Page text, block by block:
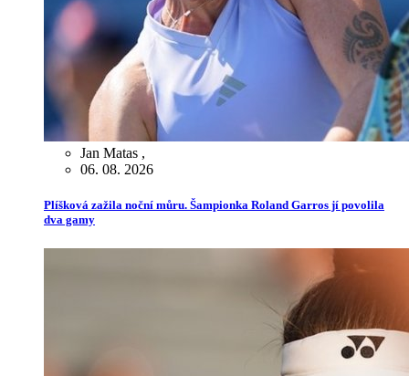
Jan Matas ,
06. 08. 2026
Plíšková zažila noční můru. Šampionka Roland Garros jí povolila
dva gamy